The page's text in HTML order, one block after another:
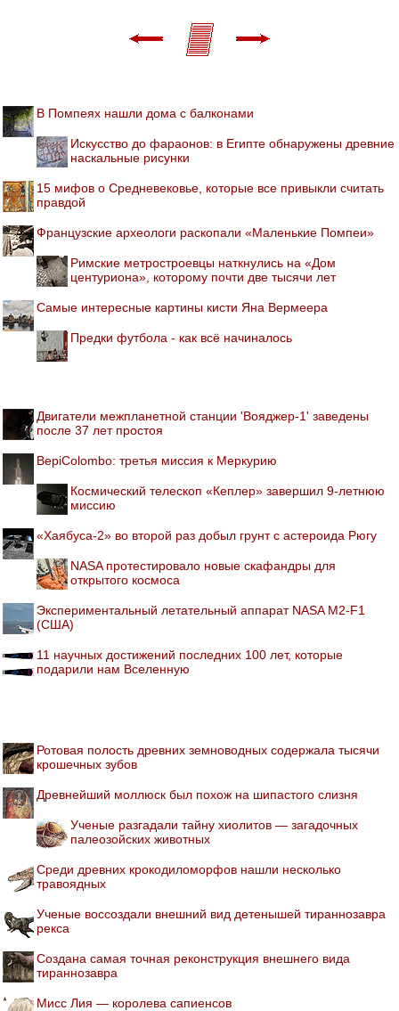
В Помпеях нашли дома с балконами
Искусство до фараонов: в Египте обнаружены древние
наскальные рисунки
15 мифов о Средневековье, которые все привыкли считать
правдой
Французские археологи раскопали «Маленькие Помпеи»
Римские метростроевцы наткнулись на «Дом
центуриона», которому почти две тысячи лет
Самые интересные картины кисти Яна Вермеера
Предки футбола - как всё начиналось
Двигатели межпланетной станции 'Вояджер-1' заведены
после 37 лет простоя
BepiColombo: третья миссия к Меркурию
Космический телескоп «Кеплер» завершил 9-летнюю
миссию
«Хаябуса-2» во второй раз добыл грунт с астероида Рюгу
NASA протестировало новые скафандры для
открытого космоса
Экспериментальный летательный аппарат NASA M2-F1
(США)
11 научных достижений последних 100 лет, которые
подарили нам Вселенную
Ротовая полость древних земноводных содержала тысячи
крошечных зубов
Древнейший моллюск был похож на шипастого слизня
Ученые разгадали тайну хиолитов — загадочных
палеозойских животных
Среди древних крокодиломорфов нашли несколько
травоядных
Ученые воссоздали внешний вид детенышей тираннозавра
рекса
Создана самая точная реконструкция внешнего вида
тираннозавра
Мисс Лия — королева сапиенсов